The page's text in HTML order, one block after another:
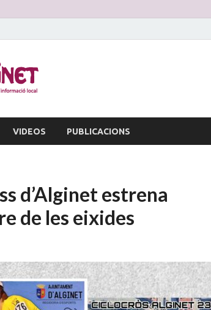
VIDEOS PUBLICACIONS
d’Alginet estrena
de les eixides